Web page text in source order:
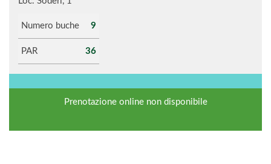
Numero buche 9
PAR 36
Prenotazione online non disponibile